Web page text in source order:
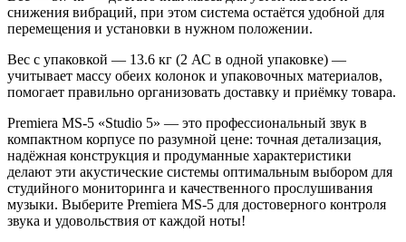
снижения вибраций, при этом система остаётся удобной для
перемещения и установки в нужном положении.
Вес с упаковкой — 13.6 кг (2 АС в одной упаковке) —
учитывает массу обеих колонок и упаковочных материалов,
помогает правильно организовать доставку и приёмку товара.
Premiera MS‑5 «Studio 5» — это профессиональный звук в
компактном корпусе по разумной цене: точная детализация,
надёжная конструкция и продуманные характеристики
делают эти акустические системы оптимальным выбором для
студийного мониторинга и качественного прослушивания
музыки. Выберите Premiera MS‑5 для достоверного контроля
звука и удовольствия от каждой ноты!